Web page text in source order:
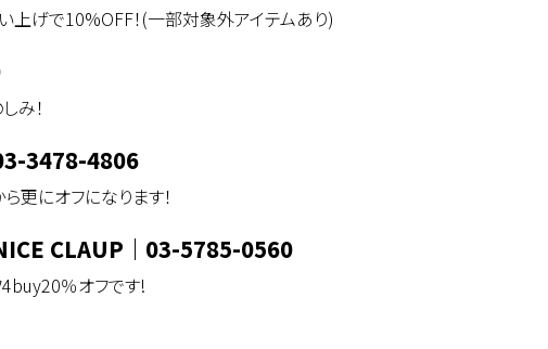
上げで10%OFF！(一部対象外アイテムあり)
み！
3478-4806
更にオフになります！
CLAUP ｜ 03-5785-0560
％オフです!